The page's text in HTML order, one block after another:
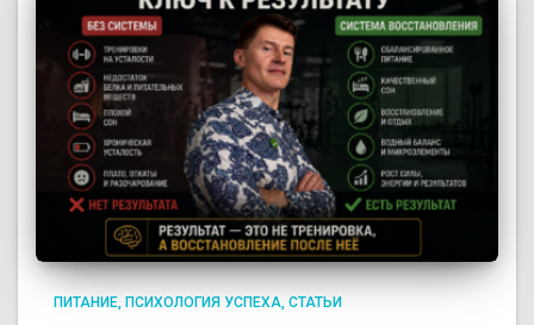
ПИТАНИЕ ПСИХОЛОГИЯ УСПЕХА СТАТЬИ